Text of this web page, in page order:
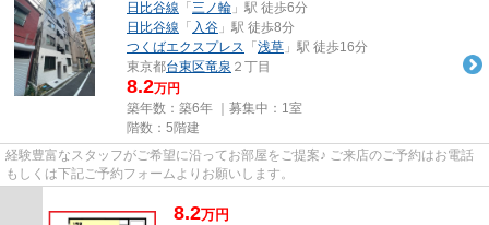
日比谷線 「 三ノ輪 」駅 徒歩6分
日比谷線 「 入谷 」駅 徒歩8分
つくばエクスプレス 「 浅草 」駅 徒歩16分
東京都台東区竜泉 ２丁目
8.2万円
築年数：築6年 ｜募集中： 1室
階数：5階建
経験豊富なスタッフがご希望に沿ってお部屋をご提案♪ ご来店のご予約はお電話
もしくは下記ご予約フォームよりお願いします。
8.2万円